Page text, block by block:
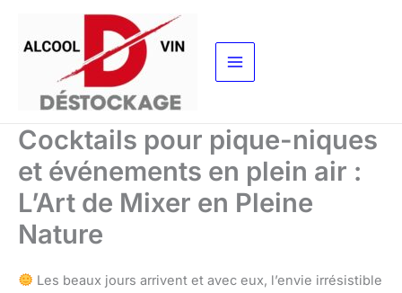
contenu
Cocktails pour pique-niques
et événements en plein air :
L’Art de Mixer en Pleine
Nature
Les beaux jours arrivent et avec eux, l’envie irrésistible